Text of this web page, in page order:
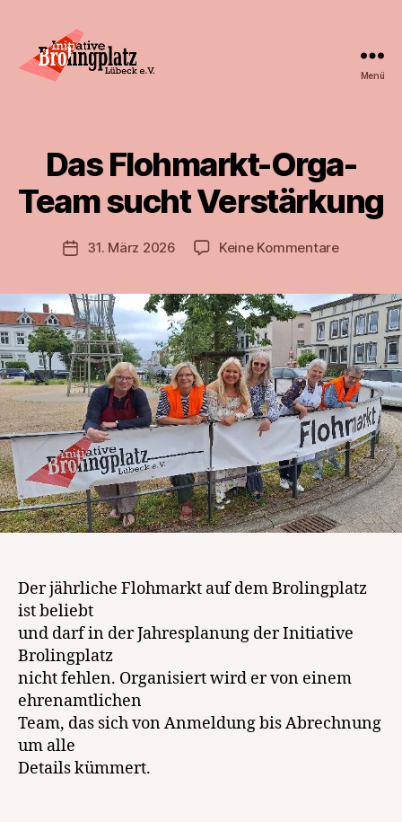
Menü
Das Flohmarkt-Orga-
Team sucht Verstärkung
Veröffentlichungsdatum
31. März 2026 Keine Kommentarezu
Orga-
Team
sucht
Der jährliche Flohmarkt auf dem Brolingplatz
ist beliebt
und darf in der Jahresplanung der Initiative
Brolingplatz
nicht fehlen. Organisiert wird er von einem
ehrenamtlichen
Team, das sich von Anmeldung bis Abrechnung
um alle
Details kümmert.